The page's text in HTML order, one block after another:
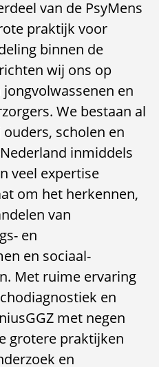
van de PsyMens
praktijk voor
binnen de
wij ons op
en
We bestaan al
scholen en
inmiddels
veel expertise
om het herkennen,
van
en
en sociaal-
Met ruime ervaring
en
met negen
grotere praktijken
en